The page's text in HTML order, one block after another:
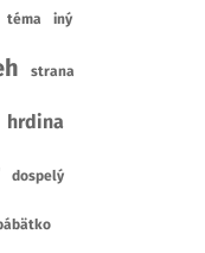
téma iný
strana
hrdina
dospelý